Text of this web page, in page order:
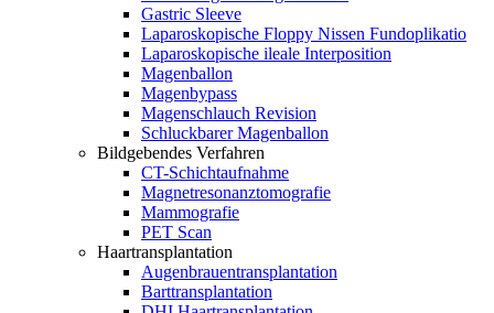
Gastric Sleeve
Laparoskopische Floppy Nissen Fundoplikatio
Laparoskopische ileale Interposition
Magenballon
Magenbypass
Magenschlauch Revision
Schluckbarer Magenballon
Bildgebendes Verfahren
CT-Schichtaufnahme
Magnetresonanztomografie
Mammografie
PET Scan
Haartransplantation
Augenbrauentransplantation
Barttransplantation